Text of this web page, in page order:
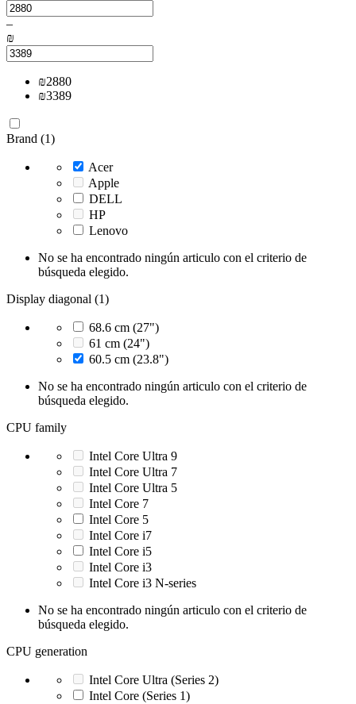
–
₪
₪2880
₪3389
Brand (1)
Acer
Apple
DELL
HP
Lenovo
No se ha encontrado ningún articulo con el criterio de
búsqueda elegido.
Display diagonal (1)
68.6 cm (27")
61 cm (24")
60.5 cm (23.8")
No se ha encontrado ningún articulo con el criterio de
búsqueda elegido.
CPU family
Intel Core Ultra 9
Intel Core Ultra 7
Intel Core Ultra 5
Intel Core 7
Intel Core 5
Intel Core i7
Intel Core i5
Intel Core i3
Intel Core i3 N-series
No se ha encontrado ningún articulo con el criterio de
búsqueda elegido.
CPU generation
Intel Core Ultra (Series 2)
Intel Core (Series 1)